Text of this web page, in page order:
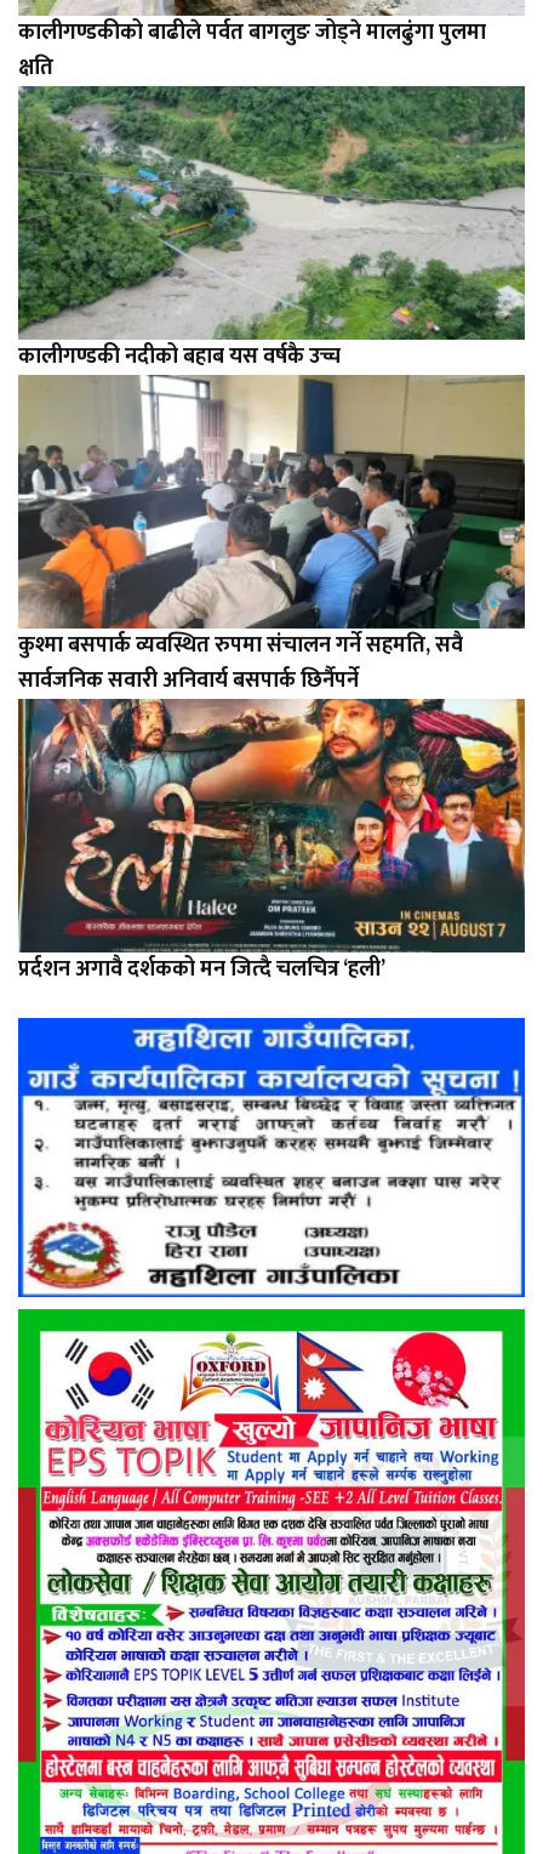
कालीगण्डकीको बाढीले पर्वत बागलुङ जोड्ने मालढुंगा पुलमा
क्षति
कालीगण्डकी नदीको बहाब यस वर्षकै उच्च
कुश्मा बसपार्क व्यवस्थित रुपमा संचालन गर्ने सहमति, सवै
सार्वजनिक सवारी अनिवार्य बसपार्क छिर्नैपर्ने
प्रर्दशन अगावै दर्शकको मन जित्दै चलचित्र ‘हली’